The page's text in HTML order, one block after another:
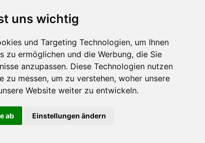
uns wichtig
und Targeting Technologien, um Ihnen
zu ermöglichen und die Werbung, die Sie
anzupassen. Diese Technologien nutzen
zu messen, um zu verstehen, woher unsere
Website weiter zu entwickeln.
ab Einstellungen ändern
die-endverbraucher.com